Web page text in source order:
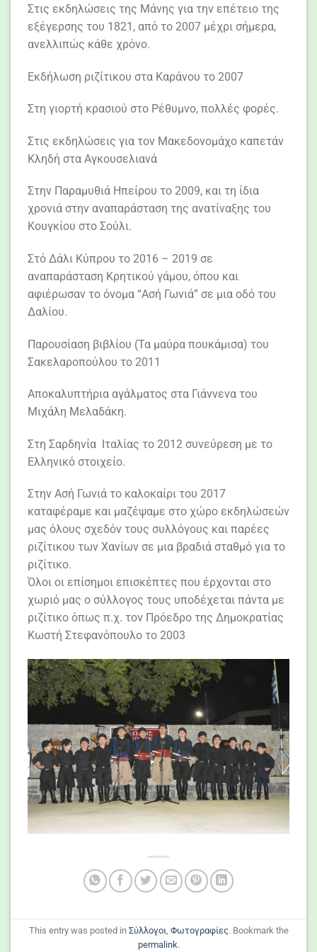
Στις εκδηλώσεις της Μάνης για την επέτειο της
εξέγερσης του 1821, από το 2007 μέχρι σήμερα,
ανελλιπώς κάθε χρόνο.
Εκδήλωση ριζίτικου στα Καράνου το 2007
Στη γιορτή κρασιού στο Ρέθυμνο, πολλές φορές.
Στις εκδηλώσεις για τον Μακεδονομάχο καπετάν
Κληδή στα Αγκουσελιανά
Στην Παραμυθιά Ηπείρου το 2009, και τη ίδια
χρονιά στην αναπαράσταση της ανατίναξης του
Κουγκίου στο Σούλι.
Στό Δάλι Κύπρου το 2016 – 2019 σε
αναπαράσταση Κρητικού γάμου, όπου και
αφιέρωσαν το όνομα “Ασή Γωνιά” σε μια οδό του
Δαλίου.
Παρουσίαση βιβλίου (Τα μαύρα πουκάμισα) του
Σακελαροπούλου το 2011
Αποκαλυπτήρια αγάλματος στα Γιάννενα του
Μιχάλη Μελαδάκη.
Στη Σαρδηνία Ιταλίας το 2012 συνεύρεση με το
Ελληνικό στοιχείο.
Στην Ασή Γωνιά το καλοκαίρι του 2017
καταφέραμε και μαζέψαμε στο χώρο εκδηλώσεών
μας όλους σχεδόν τους συλλόγους και παρέες
ριζίτικου των Χανίων σε μια βραδιά σταθμό για το
ριζίτικο.
Όλοι οι επίσημοι επισκέπτες που έρχονται στο
χωριό μας ο σύλλογος τους υποδέχεται πάντα με
ριζίτικο όπως π.χ. τον Πρόεδρο της Δημοκρατίας
Κωστή Στεφανόπουλο το 2003
This entry was posted in Σύλλογοι, Φωτογραφίες. Bookmark the
permalink.